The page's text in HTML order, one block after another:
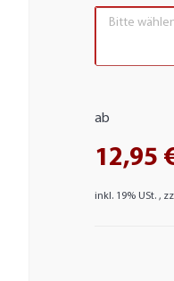
Bitte
ab
12,95
inkl. 19% USt. ,